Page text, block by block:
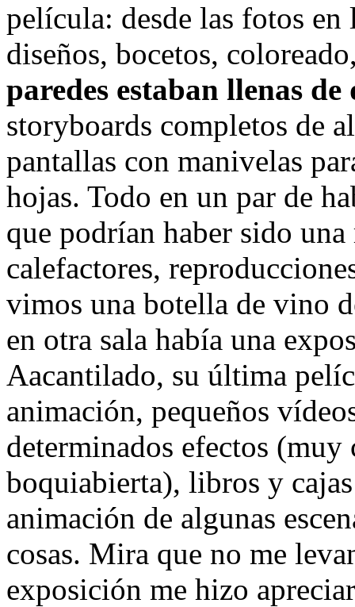
película: desde las fotos en
diseños, bocetos,
paredes estaban llenas de
storyboards completos de
pantallas con manivelas
hojas. Todo en un par de
que podrían haber sido
calefactores,
vimos una botella de vino
en otra sala había una
Aacantilado, su última
animación, pequeños
determinados efectos (muy
boquiabierta), libros y
animación de algunas
cosas. Mira que no me
exposición me hizo